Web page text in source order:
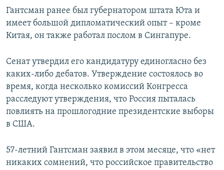
Гантсман ранее был губернатором штата Юта и
имеет большой дипломатический опыт – кроме
Китая, он также работал послом в Сингапуре.
Сенат утвердил его кандидатуру единогласно без
каких-либо дебатов. Утверждение состоялось во
время, когда несколько комиссий Конгресса
расследуют утверждения, что Россия пыталась
повлиять на прошлогодние президентские выборы
в США.
57-летний Гантсман заявил в этом месяце, что «нет
никаких сомнений, что российское правительство